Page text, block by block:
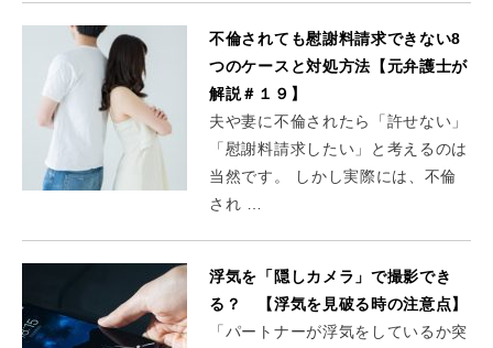
不倫されても慰謝料請求できない8
つのケースと対処方法【元弁護士が
解説＃１９】
夫や妻に不倫されたら「許せない」
「慰謝料請求したい」と考えるのは
当然です。 しかし実際には、不倫
され …
浮気を「隠しカメラ」で撮影でき
る？ 【浮気を見破る時の注意点】
「パートナーが浮気をしているか突